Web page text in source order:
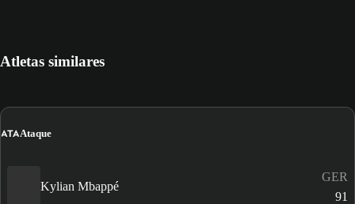
Atletas similares
ATAAtaque
Kylian Mbappé
GER
91